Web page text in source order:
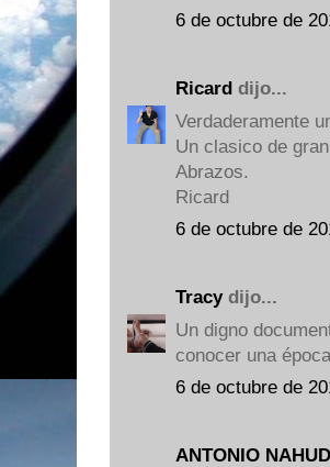
6 de octubre de
Ricard dijo...
Verdaderamente
Un clasico de
Abrazos.
Ricard
6 de octubre de
Tracydijo...
Un digno
conocer una
6 de octubre de
ANTONIO NAHUD